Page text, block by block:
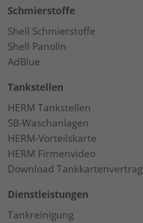
Schmierstoffe
Shell Schmierstoffe
Shell Panolin
AdBlue
Tankstellen
HERM Tankstellen
SB-Waschanlagen
HERM-Vorteilskarte
HERM Firmenvideo
Download Tankkartenvertrag
Dienstleistungen
Tankreinigung